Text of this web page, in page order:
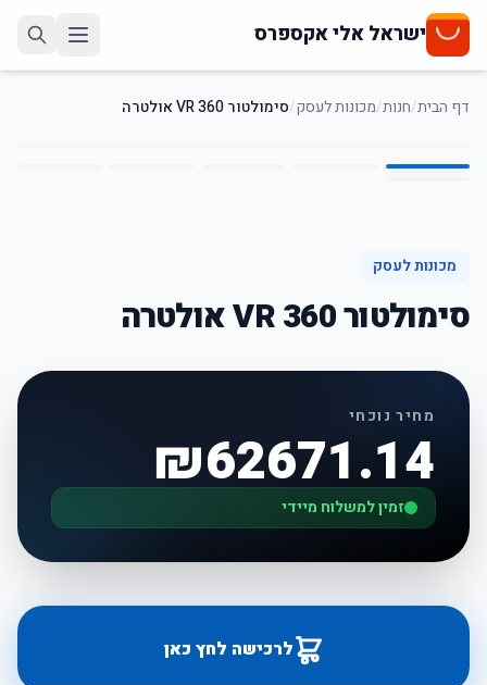
ישראל אלי אקספרס
דף הבית/חנות/מכונות לעסק/סימולטור VR 360 אולטרה
1
/
6
מכונות לעסק
סימולטור VR 360 אולטרה
מחיר נוכחי
₪62671.14
זמין למשלוח מיידי
לרכישה לחץ כאן